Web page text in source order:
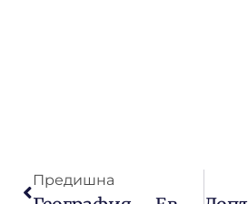
Предишна